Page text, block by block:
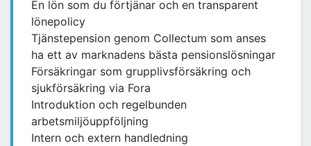
En lön som du förtjänar och en transparent
lönepolicy
Tjänstepension genom Collectum som anses
ha ett av marknadens bästa pensionslösningar
Försäkringar som grupplivsförsäkring och
sjukförsäkring via Fora
Introduktion och regelbunden
arbetsmiljöuppföljning
Intern och extern handledning